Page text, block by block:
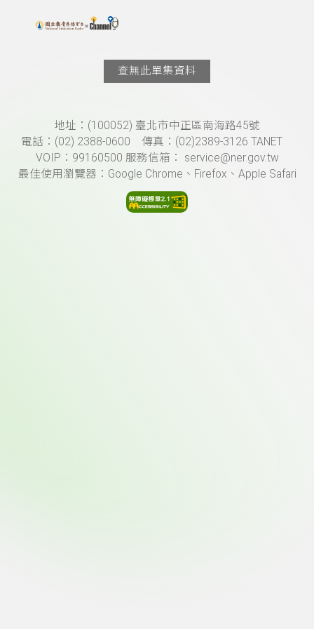
上方功能區塊
搜尋關鍵字：可輸入節目名稱、主持人或關鍵字
查無此單集資料
頁尾資訊地址：(100052) 臺北市中正區南海路45號
電話：(02) 2388-0600 傳真：(02)2389-3126 TANET
VOIP：99160500 服務信箱： service@ner.gov.tw
最佳使用瀏覽器：Google Chrome、Firefox、Apple Safari